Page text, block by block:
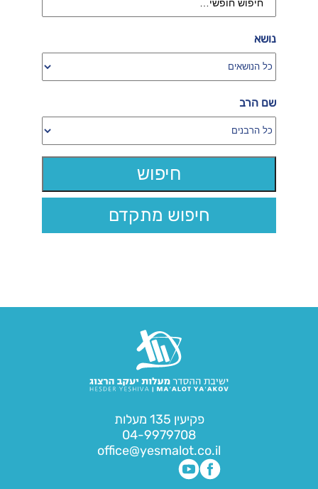
נושא
שם הרב
חיפוש מתקדם
פקיעין 135 מעלות
04-9979708
office@yesmalot.co.il